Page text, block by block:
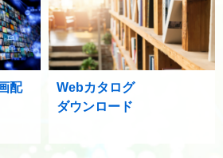
配
Webカタログ
ダウンロード